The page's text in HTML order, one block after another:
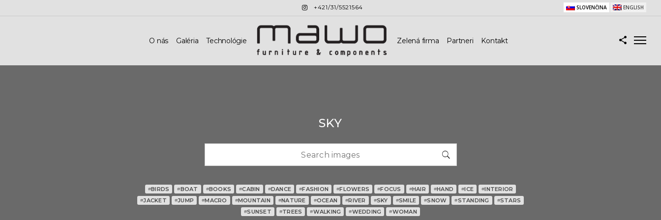
+421/31/5521564 SLOVENČINA ENGLISH
O nás Galéria Technológie Zelená firma Partneri Kontakt
SKY
#BIRDS #BOAT #BOOKS #CABIN #DANCE #FASHION #FLOWERS #FOCUS #HAIR #HAND #ICE #INTERIOR
#JACKET #JUMP #MACRO #MOUNTAIN #NATURE #OCEAN #RIVER #SKY #SMILE #SNOW #STANDING #STARS
#SUNSET #TREES #WALKING #WEDDING #WOMAN